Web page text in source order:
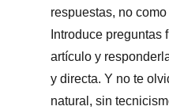
respuestas, no
Introduce preguntas
artículo y
y directa. Y no te
natural, sin